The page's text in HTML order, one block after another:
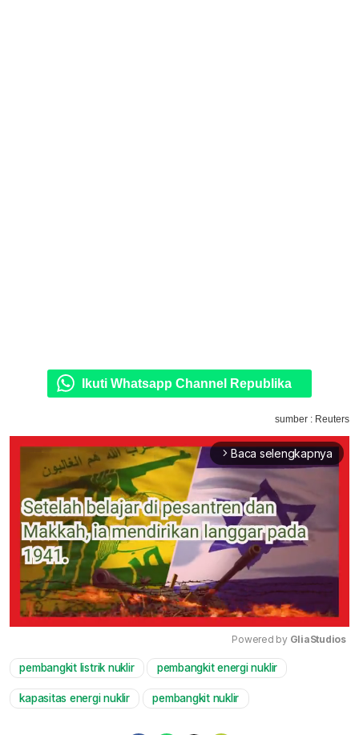
Ikuti Whatsapp Channel Republika
sumber : Reuters
arrow_forward_ios Baca selengkapnya
Powered by GliaStudios
pembangkit listrik nuklir pembangkit energi nuklir
kapasitas energi nuklir pembangkit nuklir